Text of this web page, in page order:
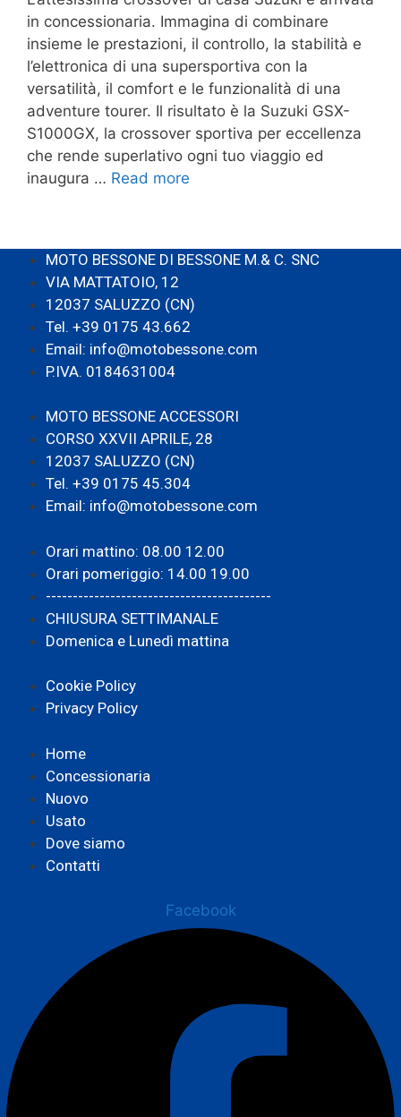
in concessionaria. Immagina di combinare
insieme le prestazioni, il controllo, la stabilità e
l’elettronica di una supersportiva con la
versatilità, il comfort e le funzionalità di una
adventure tourer. Il risultato è la Suzuki GSX-
S1000GX, la crossover sportiva per eccellenza
che rende superlativo ogni tuo viaggio ed
inaugura … Read more
MOTO BESSONE DI BESSONE M.& C. SNC
VIA MATTATOIO, 12
12037 SALUZZO (CN)
Tel. +39 0175 43.662
Email: info@motobessone.com
P.IVA. 0184631004
MOTO BESSONE ACCESSORI
CORSO XXVII APRILE, 28
12037 SALUZZO (CN)
Tel. +39 0175 45.304
Email: info@motobessone.com
Orari mattino: 08.00 12.00
Orari pomeriggio: 14.00 19.00
------------------------------------------
CHIUSURA SETTIMANALE
Domenica e Lunedì mattina
Cookie Policy
Privacy Policy
Home
Concessionaria
Nuovo
Usato
Dove siamo
Contatti
Facebook